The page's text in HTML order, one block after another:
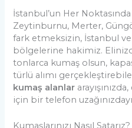
İstanbul’un Her
Zeytinburnu, Merter,
fark etmeksizin, İstanbul
bölgelerine hakimiz.
tonlarca kumaş olsun,
türlü alımı
kumaş alanlar
için bir telefon
Kumaşlarınızı Nasıl Satarız?